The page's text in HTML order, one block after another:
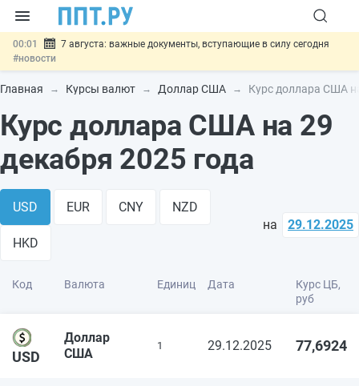
00:01
7 августа: важные документы, вступающие в силу сегодня
#новости
06.08 Минпромторг предложил запретить смешанные лоты
электроники в госзакупках
#новости
недружественных стран
06.08
Возврат денег за риелторские услуги при недействительных
сделках: инициатива
06.08
Важно
Обеспечительный платёж СПОТ могут заменить
банковской гарантией
Главная Курсы валют Доллар США Курс доллара США
Курс доллара США на 29
декабря 2025 года
USD EUR CNY NZD
HKD
на 29.12.2025
Код Валюта Единиц Дата
Курс ЦБ,
руб
USD
Доллар
США
1 29.12.2025 77,6924